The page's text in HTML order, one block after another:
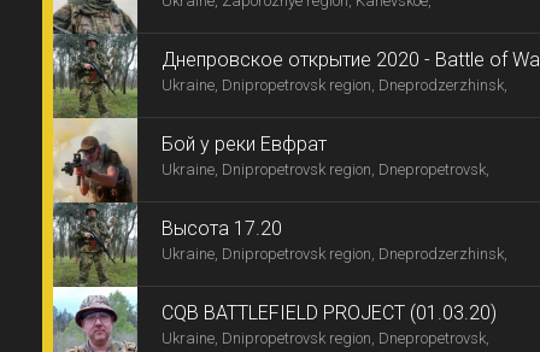
Днепровское открытие 2020 - Battle of
Ukraine, Dnipropetrovsk region, Dneprodzerzhinsk,
Бой у реки Евфрат
Ukraine, Dnipropetrovsk region, Dnepropetrovsk,
Высота 17.20
Ukraine, Dnipropetrovsk region, Dneprodzerzhinsk,
CQB BATTLEFIELD PROJECT (01.03.20)
Ukraine, Dnipropetrovsk region, Dnepropetrovsk,